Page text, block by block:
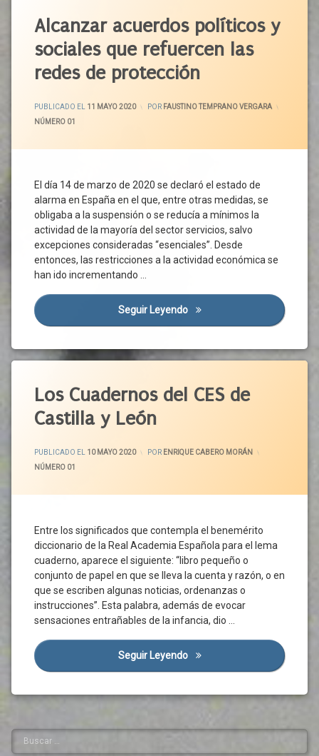
Organizaciones
Profesionales
Agrarias
Pacto
Europeo
Política
De
Precios
Agrarios
Productividad
Progreso
Reconocimiento
Reconstrucción
Rentabilidad
Rural
Sector
Sector
Seguridad
Servicios
Publicos
Derechos
Transformación
Europea
Prestaciones
Sociales
Recursos
Comunitarios
Renta
Mínima
Sociales
Servicios
Sociales
Básicos
Sistema
Sanitario
De
Riesgo
Soledad
Vida
Comunitaria
Social
Gobierno
De
Enlace
Medidas
Nueva
De
Consumidores
Plan
Estratégico
Protección
Social
Reconstrucción
Servicios
Publicos
Sostenibilidad
Tejido
Empresarial
Alcanzar acuerdos políticos y
sociales que refuercen las
redes de protección
PUBLICADO EL 11 MAYO 2020 POR FAUSTINO TEMPRANO VERGARA
CATEGORÍAS:
NÚMERO 01
El día 14 de marzo de 2020 se declaró el estado de
alarma en España en el que, entre otras medidas, se
obligaba a la suspensión o se reducía a mínimos la
actividad de la mayoría del sector servicios, salvo
excepciones consideradas “esenciales”. Desde
entonces, las restricciones a la actividad económica se
han ido incrementando …
Seguir Leyendo Alcanzar Acuerdos
Acuerdo
Político
Castilla
Cohesión
19
Sanitaria
Social
Desescalada
Diálogo
Social
Estado
De
Estado
Mercado
Laboral
Política
Redes De
Renta
Mínima
Servicios
Publicos
Sindicato
Suelo
De
UGT
Los Cuadernos del CES de
Castilla y León
PUBLICADO EL 10 MAYO 2020
18 MAYO 2020
POR ENRIQUE CABERO MORÁN
CATEGORÍAS:
NÚMERO 01
Entre los significados que contempla el benemérito
diccionario de la Real Academia Española para el lema
cuaderno, aparece el siguiente: “libro pequeño o
conjunto de papel en que se lleva la cuenta y razón, o en
que se escriben algunas noticias, ordenanzas o
instrucciones”. Esta palabra, además de evocar
sensaciones entrañables de la infancia, dio …
Seguir Leyendo Los Cuadernos Del CES De
Agenda
2030
Alerta
Blog
Castilla
19
Crisis
Económica
Crisis
Crisis
Social
Derechos
Social
Economía
Barra
Buscar: